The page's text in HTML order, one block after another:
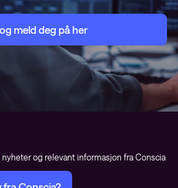
meld deg på her
og relevant informasjon fra Conscia